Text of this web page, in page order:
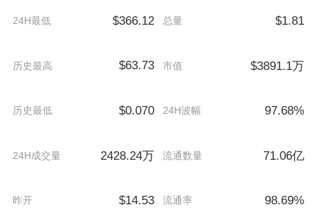
24H最低 $366.12 总量 $1.81
历史最高 $63.73 市值 $3891.1万
历史最低 $0.070 24H波幅 97.68%
24H成交量 2428.24万 流通数量 71.06亿
昨开 $14.53 流通率 98.69%